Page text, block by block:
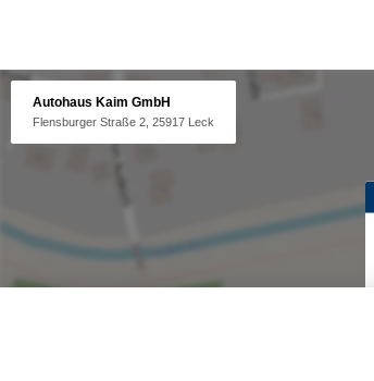
Autohaus Kaim GmbH
Flensburger Straße 2, 25917 Leck